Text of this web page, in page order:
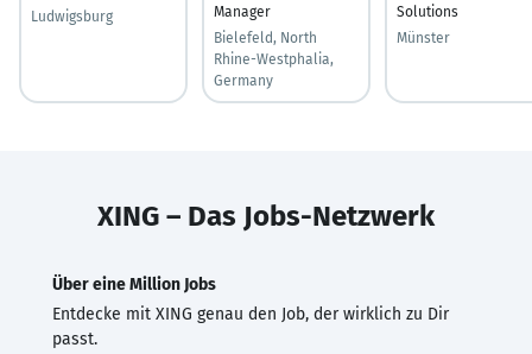
Ludwigsburg
Manager
Bielefeld, North
Rhine-Westphalia,
Germany
Solutions
Münster
XING – Das Jobs-Netzwerk
Über eine Million Jobs
Entdecke mit XING genau den Job, der wirklich zu Dir
passt.